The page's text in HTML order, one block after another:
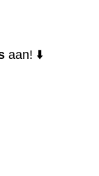
aan! ⬇️